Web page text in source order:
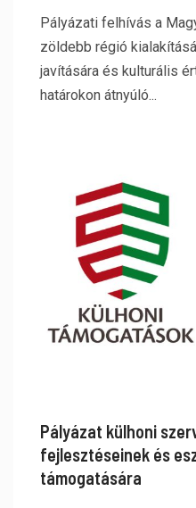
Pályázati felhívás a
zöldebb régió
javítására és kulturális
határokon átnyúló...
Pályázat külhoni
fejlesztéseinek és
támogatására